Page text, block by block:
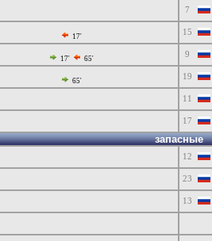
17'
17' 65'
65'
7
15
9
19
11
17
запасные
12
23
13